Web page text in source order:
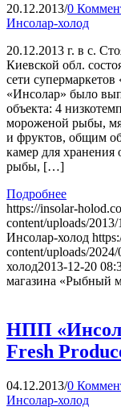
20.12.2013/0
Инсолар-холод
20.12.2013 г. в с.
Киевской обл.
сети
«Инсолар» было
объекта: 4
мороженой рыбы,
и фруктов, общим
камер для
рыбы, […]
Подробнее
https://insolar-
content/uploads/
Инсолар-холод
content/uploads/
холод2013-12-20
магазина «Рыбный
НПП
Fresh
04.12.2013/0
Инсолар-холод